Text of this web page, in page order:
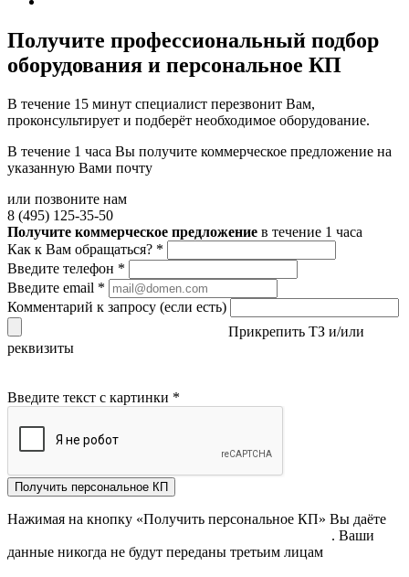
Получите профессиональный подбор
оборудования и персональное КП
В течение 15 минут специалист перезвонит Вам,
проконсультирует и подберёт необходимое оборудование.
В течение 1 часа Вы получите коммерческое предложение на
указанную Вами почту
или позвоните нам
8 (495) 125-35-50
Получите коммерческое предложение в течение 1 часа
Как к Вам обращаться? *
Введите телефон *
Введите email *
Комментарий к запросу (если есть)
Прикрепить ТЗ и/или
реквизиты
Введите текст с картинки *
Получить персональное КП
Нажимая на кнопку «Получить персональное КП» Вы даёте
. Ваши
данные никогда не будут переданы третьим лицам